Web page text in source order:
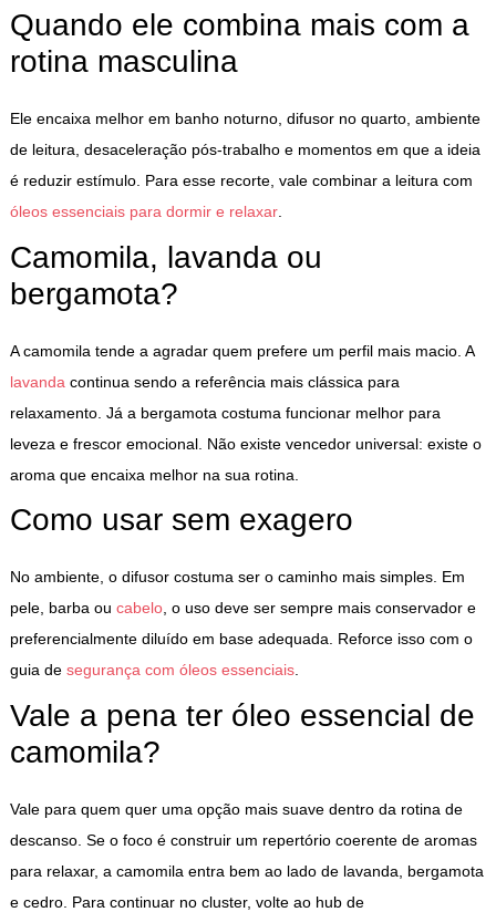
Quando ele combina mais com a
rotina masculina
Ele encaixa melhor em banho noturno, difusor no quarto, ambiente
de leitura, desaceleração pós-trabalho e momentos em que a ideia
é reduzir estímulo. Para esse recorte, vale combinar a leitura com
óleos essenciais para dormir e relaxar.
Camomila, lavanda ou
bergamota?
A camomila tende a agradar quem prefere um perfil mais macio. A
lavanda continua sendo a referência mais clássica para
relaxamento. Já a bergamota costuma funcionar melhor para
leveza e frescor emocional. Não existe vencedor universal: existe o
aroma que encaixa melhor na sua rotina.
Como usar sem exagero
No ambiente, o difusor costuma ser o caminho mais simples. Em
pele, barba ou cabelo, o uso deve ser sempre mais conservador e
preferencialmente diluído em base adequada. Reforce isso com o
guia de segurança com óleos essenciais.
Vale a pena ter óleo essencial de
camomila?
Vale para quem quer uma opção mais suave dentro da rotina de
descanso. Se o foco é construir um repertório coerente de aromas
para relaxar, a camomila entra bem ao lado de lavanda, bergamota
e cedro. Para continuar no cluster, volte ao hub de